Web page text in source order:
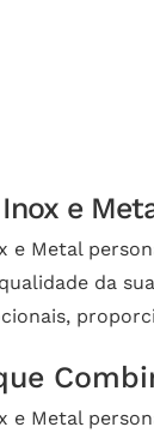
e
e Metal
da
e Metal